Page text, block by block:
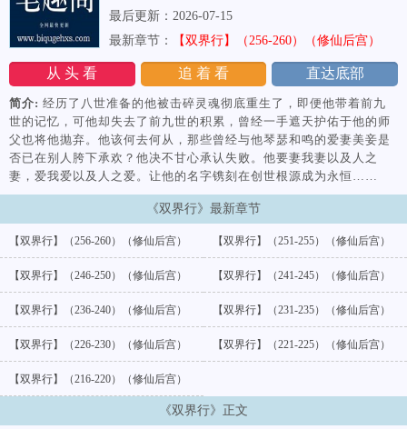
从 头 看 追 着 看 直达底部
最后更新：2026-07-15
最新章节：
【双界行】（256-260）（修仙后宫）
简介: 经历了八世准备的他被击碎灵魂彻底重生了，即便他带着前九
世的记忆，可他却失去了前九世的积累，曾经一手遮天护佑于他的师
父也将他抛弃。他该何去何从，那些曾经与他琴瑟和鸣的爱妻美妾是
否已在别人胯下承欢？他决不甘心承认失败。他要妻我妻以及人之
妻，爱我爱以及人之爱。让他的名字镌刻在创世根源成为永恒……
《双界行》最新章节
【双界行】（256-260）（修仙后宫） 【双界行】（251-255）（修仙后宫）
【双界行】（246-250）（修仙后宫） 【双界行】（241-245）（修仙后宫）
【双界行】（236-240）（修仙后宫） 【双界行】（231-235）（修仙后宫）
【双界行】（226-230）（修仙后宫） 【双界行】（221-225）（修仙后宫）
【双界行】（216-220）（修仙后宫）
《双界行》正文